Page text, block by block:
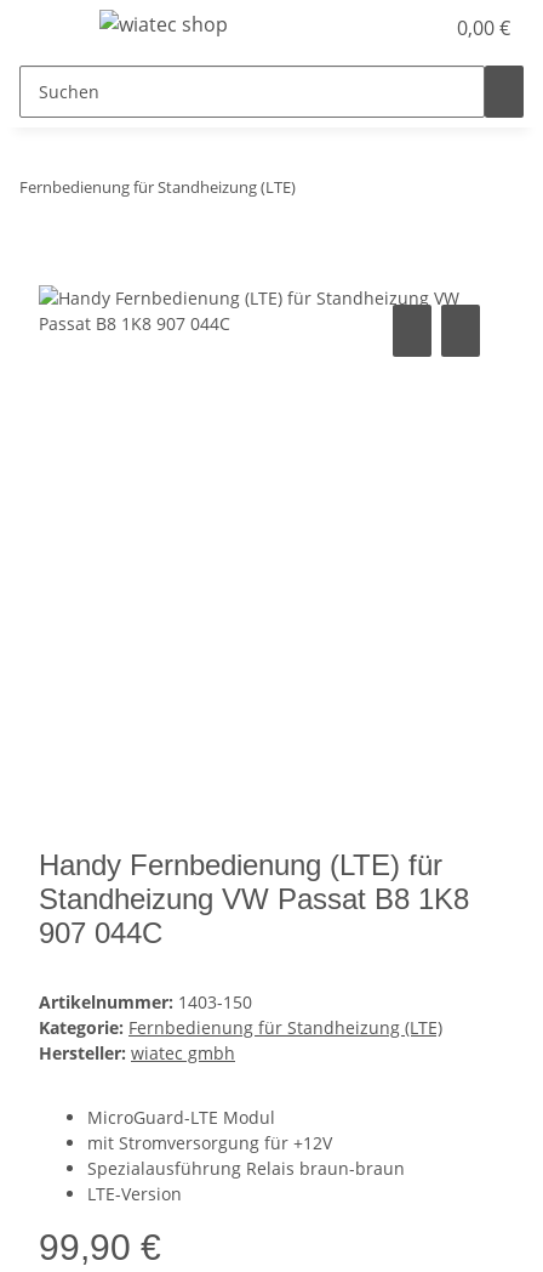
0,00 €
Fernbedienung für Standheizung (LTE)
Handy Fernbedienung (LTE) für
Standheizung VW Passat B8 1K8
907 044C
Artikelnummer: 1403-150
Kategorie: Fernbedienung für Standheizung (LTE)
Hersteller: wiatec gmbh
MicroGuard-LTE Modul
mit Stromversorgung für +12V
Spezialausführung Relais braun-braun
LTE-Version
99,90 €